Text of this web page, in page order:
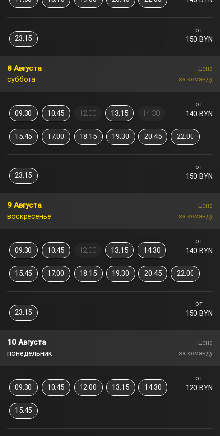
от
150 BYN
23:15
8 Августа
суббота
Цена
за команду
от
140 BYN
09:30 10:45 12:00 13:15 14:30
15:45 17:00 18:15 19:30 20:45 22:00
от
150 BYN
23:15
9 Августа
воскресенье
Цена
за команду
от
140 BYN
09:30 10:45 12:00 13:15 14:30
15:45 17:00 18:15 19:30 20:45 22:00
от
150 BYN
23:15
10 Августа
понедельник
Цена
за команду
от
120 BYN
09:30 10:45 12:00 13:15 14:30
15:45